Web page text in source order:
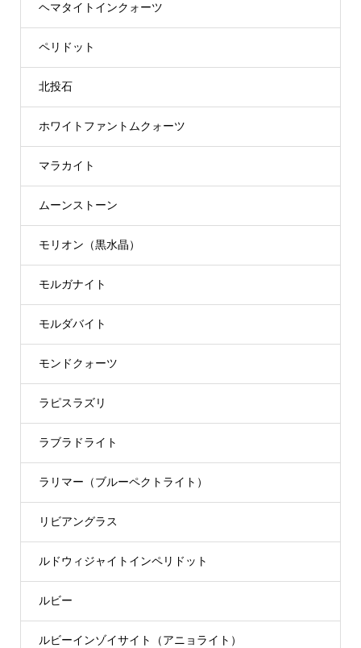
ヘマタイトインクォーツ
ペリドット
北投石
ホワイトファントムクォーツ
マラカイト
ムーンストーン
モリオン（黒水晶）
モルガナイト
モルダバイト
モンドクォーツ
ラピスラズリ
ラブラドライト
ラリマー（ブルーペクトライト）
リビアングラス
ルドウィジャイトインペリドット
ルビー
ルビーインゾイサイト（アニョライト）